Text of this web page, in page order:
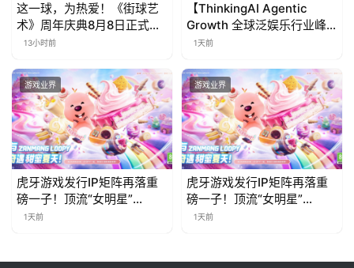
这一球，为热爱！《街球艺
术》周年庆典8月8日正式上
线，多重福利与全新内容同
13小时前
【ThinkingAI Agentic
Growth 全球泛娱乐行业峰
会】Agent 时代，人到底负
1天前
游戏业界
虎牙游戏发行IP矩阵再落重
磅一子！顶流“女明星”
ZANMANG LOOPY 正版3D
1天前
游戏业界
虎牙游戏发行IP矩阵再落重
磅一子！顶流“女明星”
ZANMANG LOOPY 正版3D
1天前